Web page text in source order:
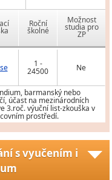
Roční
školné
Možnost
studia pro
ZP
1 -
24500 Ne
barmanský nebo
účast na mezinárodních
3.roč. výuční list-zkouška v
prostředí.
s vyučením i